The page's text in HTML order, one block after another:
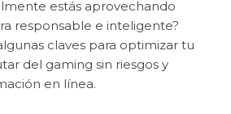
estás aprovechando
responsable e inteligente?
claves para optimizar tu
del gaming sin riesgos y
en línea.